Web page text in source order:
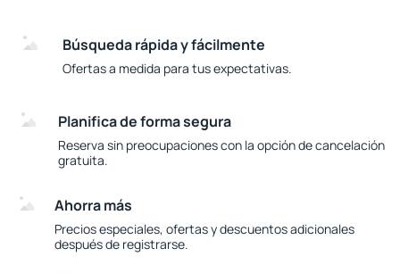
Búsqueda rápida y fácilmente
Ofertas a medida para tus expectativas.
Planifica de forma segura
Reserva sin preocupaciones con la opción de cancelación
gratuita.
Ahorra más
Precios especiales, ofertas y descuentos adicionales
después de registrarse.